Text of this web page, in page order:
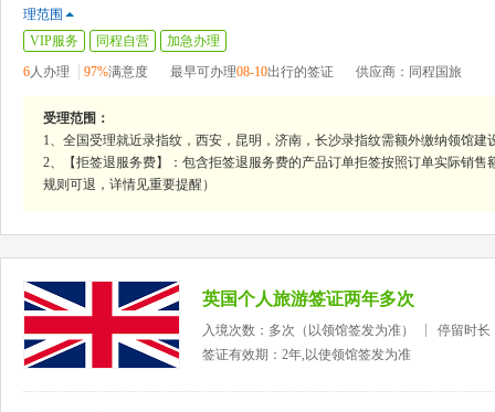
理范围
VIP服务
同程自营
加急办理
6人办理 97%满意度 最早可办理08-10出行的签证 供应商：同程国旅
受理范围：
1、全国受理就近录指纹，西安，昆明，济南，长沙录指纹需额外缴纳领馆
2、【拒签退服务费】：包含拒签退服务费的产品订单拒签按照订单实际销
规则可退，详情见重要提醒）
英国个人旅游签证两年多次
入境次数：多次（以领馆签发为准）
停留时长
签证有效期：2年,以使领馆签发为准